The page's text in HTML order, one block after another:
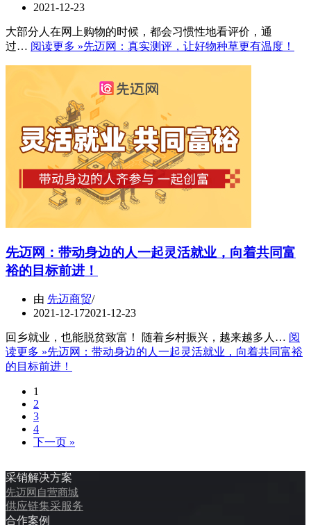
2021-12-23
大部分人在网上购物的时候，都会习惯性地看评价，通
过… 阅读更多 »先迈网：真实测评，让好物种草更有温度！
先迈网：带动身边的人一起灵活就业，向着共同富
裕的目标前进！
由 先迈商贸
2021-12-172021-12-23
回乡就业，也能脱贫致富！ 随着乡村振兴，越来越多人… 阅
读更多 »先迈网：带动身边的人一起灵活就业，向着共同富裕
的目标前进！
1
2
3
4
下一页 »
采销解决方案
先迈网自营商城
供应链集采服务
合作案例